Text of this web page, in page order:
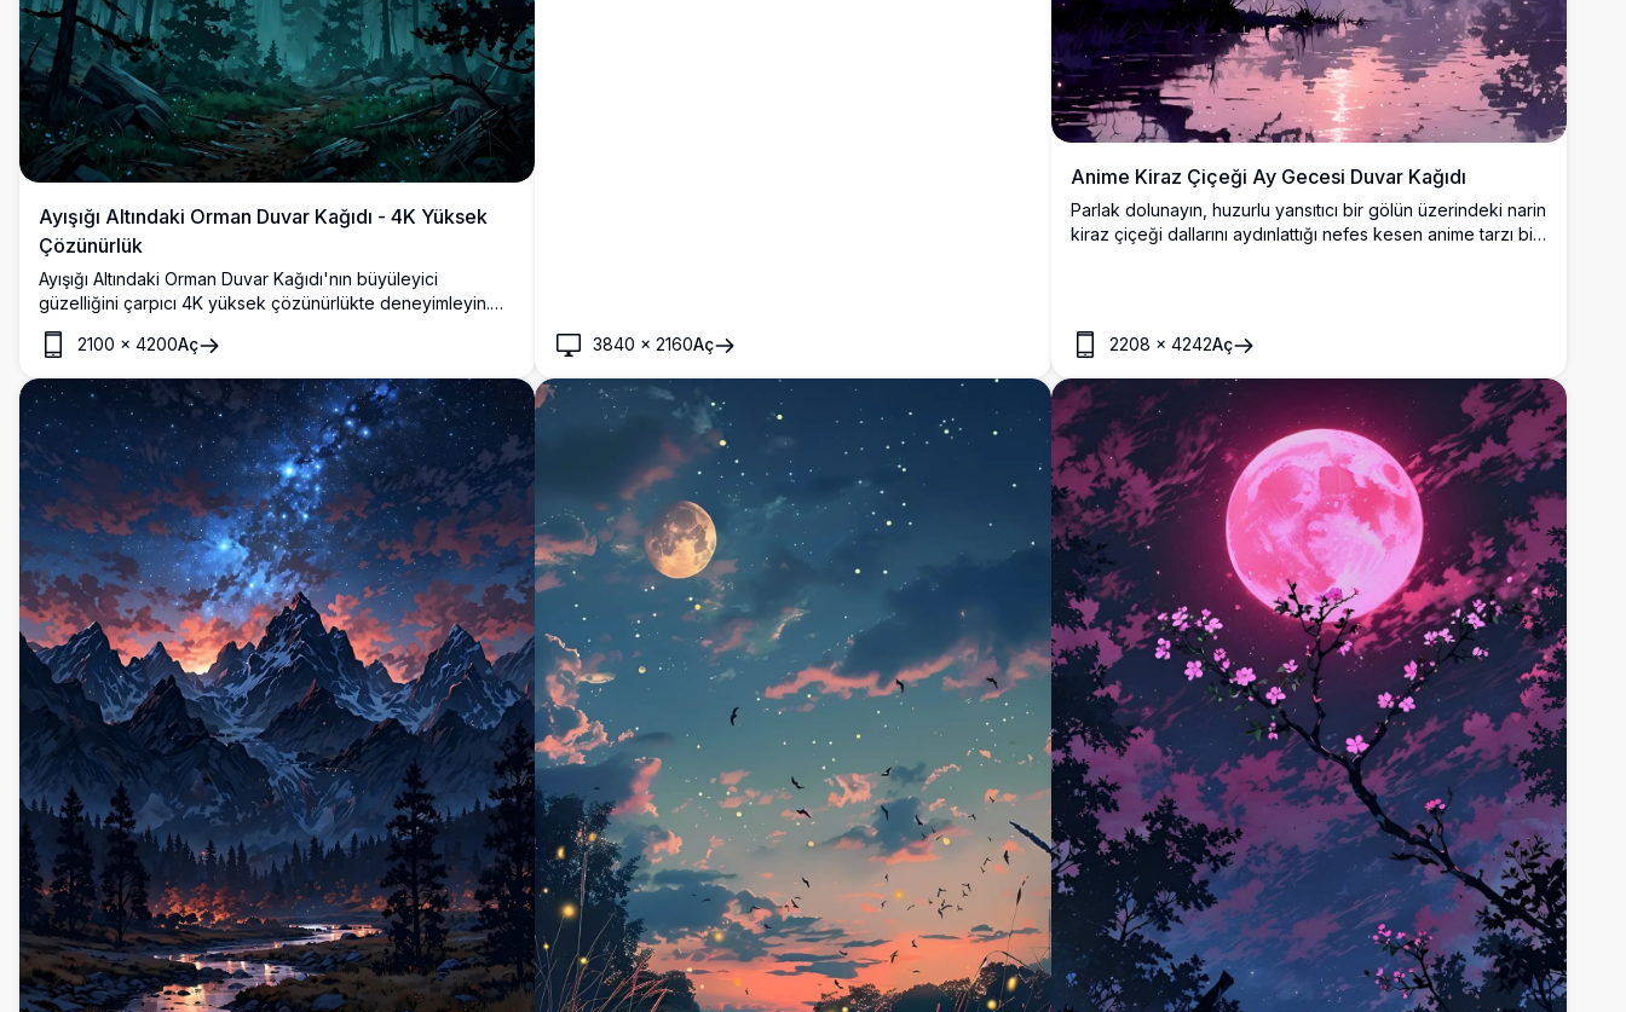
Ayışığı Altındaki Orman Duvar Kağıdı - 4K Yüksek
Çözünürlük
Ayışığı Altındaki Orman Duvar Kağıdı'nın büyüleyici
güzelliğini çarpıcı 4K yüksek çözünürlükte deneyimleyin.
Yıldızlarla dolu bir gece gökyüzünün altında yoğun çam
ağaçlarının arasından parlayan dolunayın nefes kesici
manzarasını sunan bu yüksek kaliteli görüntü, masaüstü
veya mobil ekranlar için mükemmeldir. Net ve detaylı
görsellerle, huzurlu ve mistik bir atmosfere dalın.
2100 × 4200Aç 3840 ×2160Aç
Anime Kiraz Çiçeği Ay Gecesi Duvar Kağıdı
Parlak dolunayın, huzurlu yansıtıcı bir gölün üzerindeki narin
kiraz çiçeği dallarını aydınlattığı nefes kesen anime tarzı bir
2208 × 4242Aç